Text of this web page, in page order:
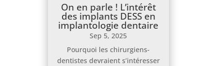
On en parle ! L’intérêt
des implants DESS en
implantologie dentaire
Sep 5, 2025
Pourquoi les chirurgiens-
dentistes devraient s’intéresser